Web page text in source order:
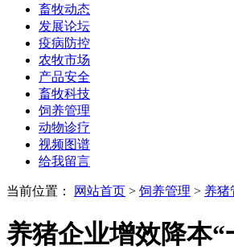
畜牧动态
发展论坛
疫病防控
农牧市场
产品安全
畜牧科技
饲养管理
动物诊疗
视频图谱
给我留言
当前位置： 网站首页 > 饲养管理 > 养猪
养猪企业增效降本